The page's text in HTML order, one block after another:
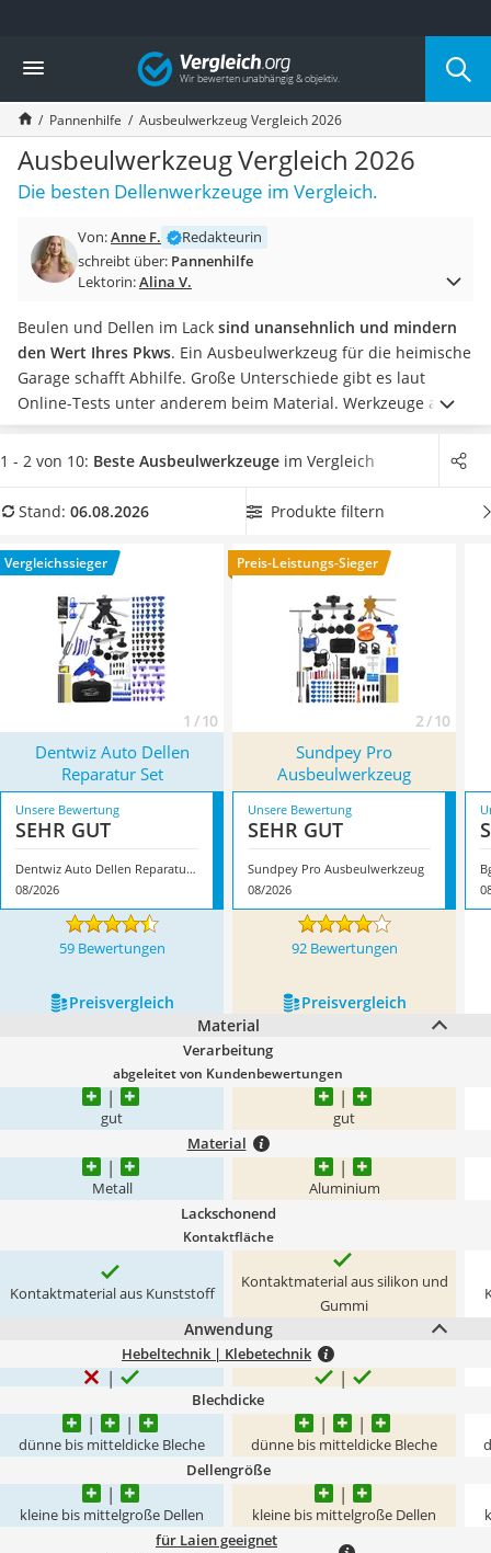
Die beliebtesten Vergleiche nach Kategorie
Auto & Motor
Fahrradträger-Anhängerkupplung (4 Fahrräder)
Fahrradträger
Fahrradträger (Anhängerkupplung)
Fahrradträger 3 Fahrräder
Benzinkanister (20 l)
Fahrradträger E-Bike
Benzinkanister
Wagenheber 3t
AGM-Batterie Wohnmobil
Thule-Fahrradträger
FM-Transmitter
Sommerreifen 205/55 R16
Autobatterie-Ladegerät
Alkoholtester
Diesel-Additiv
Wagenheber
Vergleich
Pannenhilfe Ausbeulwerkzeug Vergleich 2026
Ausbeulwerkzeug Vergleich 2026
Die besten Dellenwerkzeuge im Vergleich.
Von:Anne F.
Redakteurin
schreibt über: Pannenhilfe
Lektorin:Alina V.
Beulen und Dellen im Lack sind unansehnlich und mindern
den Wert Ihres Pkws. Ein Ausbeulwerkzeug für die heimische
Garage schafft Abhilfe. Große Unterschiede gibt es laut
Online-Tests unter anderem beim Material. Werkzeuge aus
Edelstahlerzielen in puncto Stabilität besonders gute
Resultate Die meisten Werkzeugeeignen sich für dünne bis
behandeln. Sie sind auf der Suche nach einem Modell,
ein Ausbeulwerkzeug-Set mit Ausbeullampe und
Gleithammer aus unserer Vergleichstabelle. Überzeugt hat
uns hier im August 2026 besonders das ModellDentwiz Auto
Dellen Reparatur Set
mit seinen Eigenschaften.
1 - 2 von 10: Beste Ausbeulwerkzeuge im Vergleich
Stand: 06.08.2026 Produkte filtern
Vergleichssieger
1 / 10
Preis-Leistungs-Sieger
2 / 10
Dentwiz Auto Dellen
Reparatur Set
Sundpey Pro
Ausbeulwerkzeug
Unsere Bewertung
SEHR GUT
Dentwiz Auto Dellen Reparatur Set
08/2026
Unsere Bewertung
SEHR GUT
Sundpey Pro Ausbeulwerkzeug
08/2026
59 Bewertungen 92 Bewertungen
Preis­vergleich
Preis­vergleich
Material
Verarbeitung
abgeleitet von Kundenbewertungen
gut gut
Material
Metall Aluminium
Lackschonend
Kontaktfläche
Kontaktmaterial aus Kunststoff
Kontaktmaterial aus silikon und
Gummi
Anwendung
Hebeltechnik | Klebetechnik
Blechdicke
dünne bis mitteldicke Bleche dünne bis mitteldicke Bleche
Dellengröße
kleine bis mittelgroße Dellen kleine bis mittelgroße Dellen
für Laien geeignet